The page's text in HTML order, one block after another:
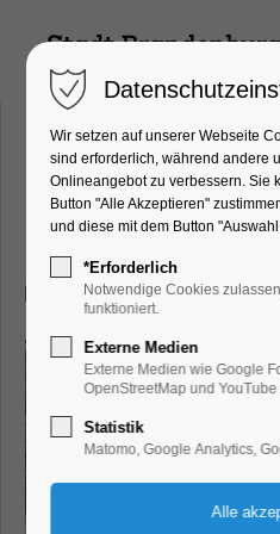
Entdecker-Tour
Führung,
09.09.2026, 10:30–11:30
Wir setzen auf unserer Webseite
sind erforderlich, während andere
Onlineangebot zu verbessern. Sie
Button "Alle Akzeptieren"
und diese mit dem Button
*Erforderlich
Notwendige Cookies
funktioniert.
Externe Medien
Externe Medien wie Google
OpenStreetMap und
Statistik
Matomo, Google Analytics,